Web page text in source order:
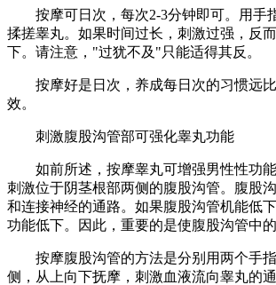
按摩可日次，每次2-3分钟即可。用手
揉搓睾丸。如果时间过长，刺激过强，反
下。请注意，"过犹不及"只能适得其反。
按摩好是日次，养成每日次的习惯远比
效。
刺激腹股沟管部可强化睾丸功能
如前所述，按摩睾丸可增强男性性功能
刺激位于阴茎根部两侧的腹股沟管。腹股
和连接神经的通路。如果腹股沟管机能低
功能低下。因此，重要的是使腹股沟管中的
按摩腹股沟管的方法是分别用两个手指
侧，从上向下抚摩，刺激血液流向睾丸的